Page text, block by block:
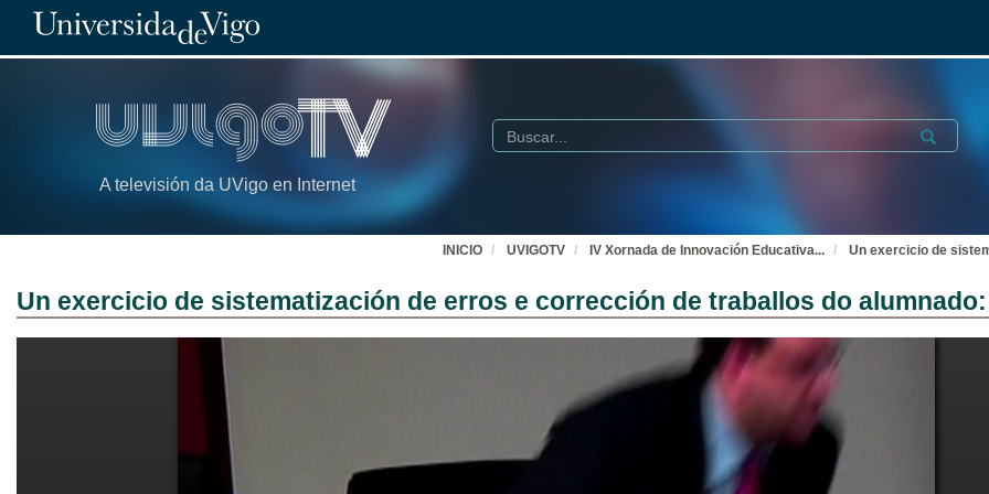
A televisión da UVigo en Internet
Buscar Submit
INICIO UVIGOTV IV Xornada de Innovación Educativa... Un exercicio de
Un exercicio de sistematización de erros e corrección de traballos do